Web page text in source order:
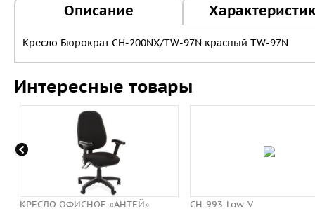
Описание
Кресло Бюрократ CH-200NX/TW-97N красный TW-97N
Интересные товары
«АНТЕЙ» CH-993-Low-V